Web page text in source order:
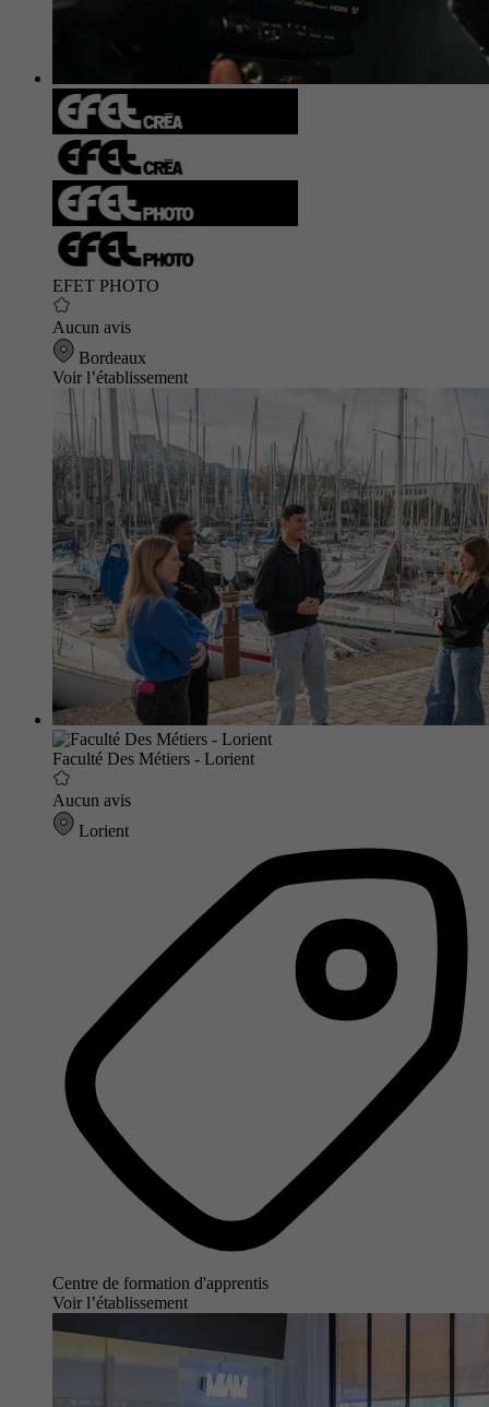
EFET PHOTO
Aucun avis
Bordeaux
Voir l’établissement
Faculté Des Métiers - Lorient
Aucun avis
Lorient
Centre de formation d'apprentis
Voir l’établissement